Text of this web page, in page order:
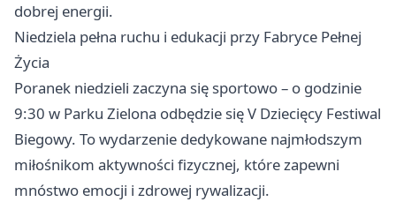
dobrej energii.
Niedziela pełna ruchu i edukacji przy Fabryce Pełnej
Życia
Poranek niedzieli zaczyna się sportowo – o godzinie
9:30 w Parku Zielona odbędzie się V Dziecięcy Festiwal
Biegowy. To wydarzenie dedykowane najmłodszym
miłośnikom aktywności fizycznej, które zapewni
mnóstwo emocji i zdrowej rywalizacji.